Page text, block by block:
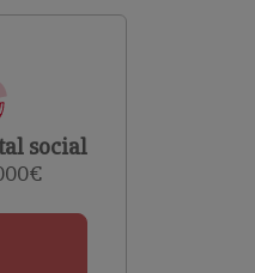
de incumprimento dos
social